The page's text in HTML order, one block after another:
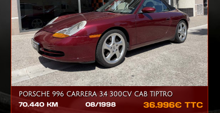
PORSCHE 996 CARRERA 3.4 300CV CAB TIPTRO
36.996€ TTC
70.440 KM 08/1998